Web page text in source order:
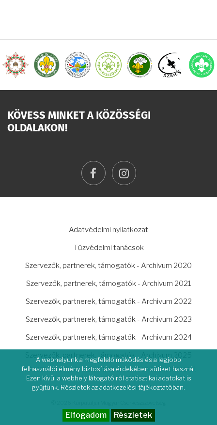
KÖVESS MINKET A KÖZÖSSÉGI
OLDALAKON!
facebookinstagram
Adatvédelmi nyilatkozat
Tűzvédelmi tanácsok
Szervezők, partnerek, támogatók - Archivum 2020
Szervezők, partnerek, támogatók - Archivum 2021
Szervezők, partnerek, támogatók - Archivum 2022
Szervezők, partnerek, támogatók - Archivum 2023
Szervezők, partnerek, támogatók - Archivum 2024
Szervezők, partnerek, támogatók - Archivum 2025
A webhelyünk a megfelelő működés és a legjobb
felhasználói élmény biztosítása érdekében sütiket használ.
Ezen kívül a webhely látogatóiról statisztikai adatokat is
gyűjtünk. Részletek az adatkezelési tájékoztatóban.
Elfogadom Részletek